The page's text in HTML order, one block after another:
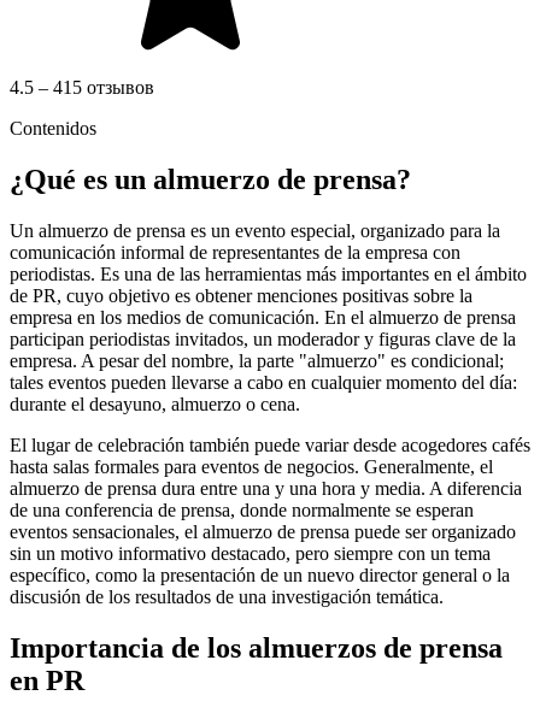
4.5 – 415 отзывов
Contenidos
¿Qué es un almuerzo de prensa?
Un almuerzo de prensa es un evento especial, organizado para la
comunicación informal de representantes de la empresa con
periodistas. Es una de las herramientas más importantes en el ámbito
de PR, cuyo objetivo es obtener menciones positivas sobre la
empresa en los medios de comunicación. En el almuerzo de prensa
participan periodistas invitados, un moderador y figuras clave de la
empresa. A pesar del nombre, la parte "almuerzo" es condicional;
tales eventos pueden llevarse a cabo en cualquier momento del día:
durante el desayuno, almuerzo o cena.
El lugar de celebración también puede variar desde acogedores cafés
hasta salas formales para eventos de negocios. Generalmente, el
almuerzo de prensa dura entre una y una hora y media. A diferencia
de una conferencia de prensa, donde normalmente se esperan
eventos sensacionales, el almuerzo de prensa puede ser organizado
sin un motivo informativo destacado, pero siempre con un tema
específico, como la presentación de un nuevo director general o la
discusión de los resultados de una investigación temática.
Importancia de los almuerzos de prensa
en PR